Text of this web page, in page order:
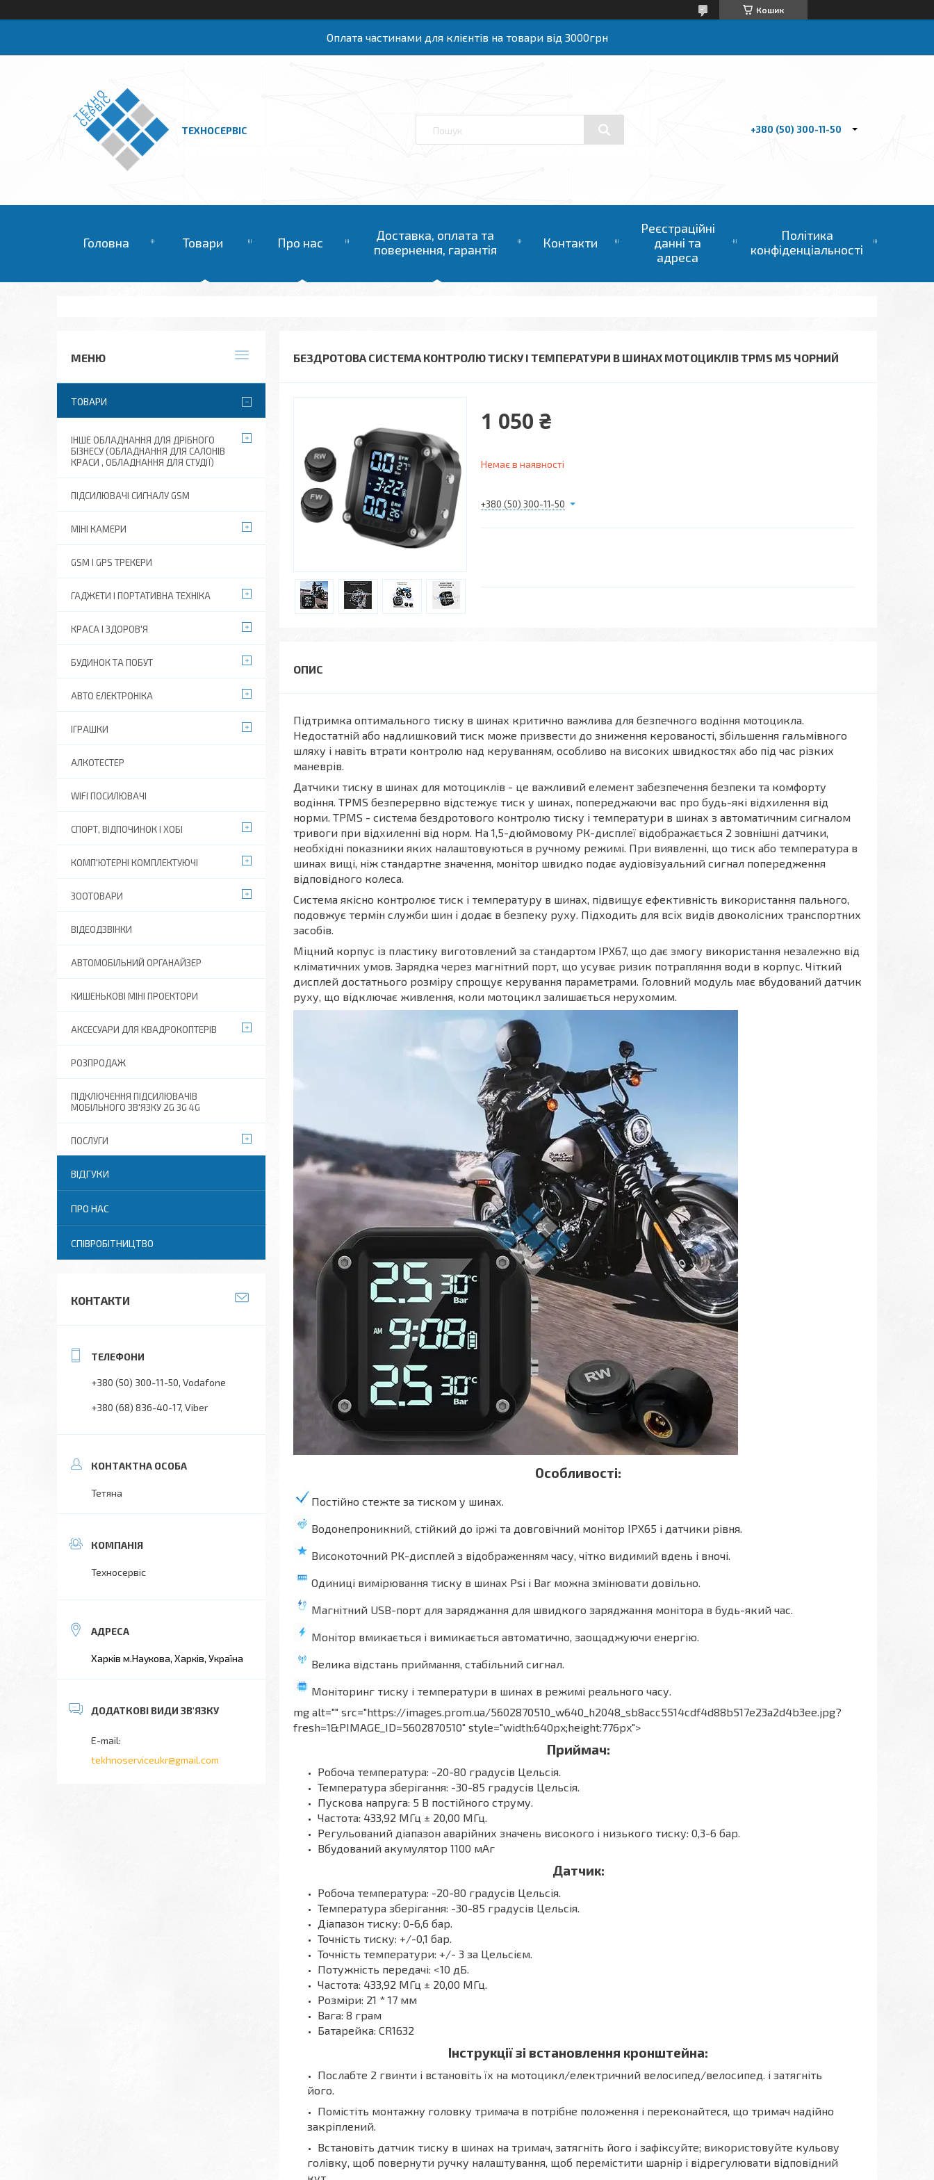
Кошик
Оплата частинами для клієнтів на товари від 3000грн
ТЕХНОСЕРВІС +380 (50) 300-11-50
Головна Товари Про нас
Доставка, оплата та
повернення, гарантія
Контакти
Реєстраційні
данні та
адреса
Політика
конфіденціальності
БЕЗДРОТОВА СИСТЕМА КОНТРОЛЮ ТИСКУ І ТЕМПЕРАТУРИ В ШИНАХ МОТОЦИКЛІВ TPMS M5 ЧОРНИЙ
1 050 ₴
Немає в наявності
+380 (50) 300-11-50
Підтримка оптимального тиску в шинах критично важлива для безпечного водіння мотоцикла.
Недостатній або надлишковий тиск може призвести до зниження керованості, збільшення гальмівного
шляху і навіть втрати контролю над керуванням, особливо на високих швидкостях або під час різких
маневрів.
Датчики тиску в шинах для мотоциклів - це важливий елемент забезпечення безпеки та комфорту
водіння. TPMS безперервно відстежує тиск у шинах, попереджаючи вас про будь-які відхилення від
норми. TPMS - система бездротового контролю тиску і температури в шинах з автоматичним сигналом
тривоги при відхиленні від норм. На 1,5-дюймовому РК-дисплеї відображається 2 зовнішні датчики,
необхідні показники яких налаштовуються в ручному режимі. При виявленні, що тиск або температура в
шинах вищі, ніж стандартне значення, монітор швидко подає аудіовізуальний сигнал попередження
відповідного колеса.
Система якісно контролює тиск і температуру в шинах, підвищує ефективність використання пального,
подовжує термін служби шин і додає в безпеку руху. Підходить для всіх видів двоколісних транспортних
засобів.
Міцний корпус із пластику виготовлений за стандартом IPX67, що дає змогу використання незалежно від
кліматичних умов. Зарядка через магнітний порт, що усуває ризик потрапляння води в корпус. Чіткий
дисплей достатнього розміру спрощує керування параметрами. Головний модуль має вбудований датчик
руху, що відключає живлення, коли мотоцикл залишається нерухомим.
Особливості:
Постійно стежте за тиском у шинах.
Водонепроникний, стійкий до іржі та довговічний монітор IPX65 і датчики рівня.
Високоточний РК-дисплей з відображенням часу, чітко видимий вдень і вночі.
Одиниці вимірювання тиску в шинах Psi і Bar можна змінювати довільно.
Магнітний USB-порт для заряджання для швидкого заряджання монітора в будь-який час.
Монітор вмикається і вимикається автоматично, заощаджуючи енергію.
Велика відстань приймання, стабільний сигнал.
Моніторинг тиску і температури в шинах в режимі реального часу.
mg alt="" src="https://images.prom.ua/5602870510_w640_h2048_sb8acc5514cdf4d88b517e23a2d4b3ee.jpg?
fresh=1&PIMAGE_ID=5602870510" style="width:640px;height:776px">
Приймач:
Робоча температура: -20-80 градусів Цельсія.
Температура зберігання: -30-85 градусів Цельсія.
Пускова напруга: 5 В постійного струму.
Частота: 433,92 МГц ± 20,00 МГц.
Регульований діапазон аварійних значень високого і низького тиску: 0,3-6 бар.
Вбудований акумулятор 1100 мАг
Датчик:
Робоча температура: -20-80 градусів Цельсія.
Температура зберігання: -30-85 градусів Цельсія.
Діапазон тиску: 0-6,6 бар.
Точність тиску: +/-0,1 бар.
Точність температури: +/- 3 за Цельсієм.
Потужність передачі: <10 дБ.
Частота: 433,92 МГц ± 20,00 МГц.
Розміри: 21 * 17 мм
Вага: 8 грам
Батарейка: CR1632
Інструкції зі встановлення кронштейна:
Послабте 2 гвинти і встановіть їх на мотоцикл/електричний велосипед/велосипед. і затягніть
його.
Помістіть монтажну головку тримача в потрібне положення і переконайтеся, що тримач надійно
закріплений.
Встановіть датчик тиску в шинах на тримач, затягніть його і зафіксуйте; використовуйте кульову
голівку, щоб повернути ручку налаштування, щоб перемістити шарнір і відрегулювати відповідний
ТОВАРИ
ІНШЕ ОБЛАДНАННЯ ДЛЯ ДРІБНОГО
БІЗНЕСУ (ОБЛАДНАННЯ ДЛЯ САЛОНІВ
КРАСИ , ОБЛАДНАННЯ ДЛЯ СТУДІЇ)
ПІДСИЛЮВАЧІ СИГНАЛУ GSM
МІНІ КАМЕРИ
GSM І GPS ТРЕКЕРИ
ГАДЖЕТИ І ПОРТАТИВНА ТЕХНІКА
КРАСА І ЗДОРОВ'Я
БУДИНОК ТА ПОБУТ
АВТО ЕЛЕКТРОНІКА
ІГРАШКИ
АЛКОТЕСТЕР
WIFI ПОСИЛЮВАЧІ
СПОРТ, ВІДПОЧИНОК І ХОБІ
КОМП'ЮТЕРНІ КОМПЛЕКТУЮЧІ
ЗООТОВАРИ
ВІДЕОДЗВІНКИ
АВТОМОБІЛЬНИЙ ОРГАНАЙЗЕР
КИШЕНЬКОВІ МІНІ ПРОЕКТОРИ
АКСЕСУАРИ ДЛЯ КВАДРОКОПТЕРІВ
РОЗПРОДАЖ
ПІДКЛЮЧЕННЯ ПІДСИЛЮВАЧІВ
МОБІЛЬНОГО ЗВ'ЯЗКУ 2G 3G 4G
ПОСЛУГИ
ВІДГУКИ
ПРО НАС
СПІВРОБІТНИЦТВО
КОНТАКТИ
+380 (50) 300-11-50 Vodafone
+380 (68) 836-40-17 Viber
Тетяна
Техносервіс
Харків м.Наукова, Харків, Україна
tekhnoserviceukr@gmail.com